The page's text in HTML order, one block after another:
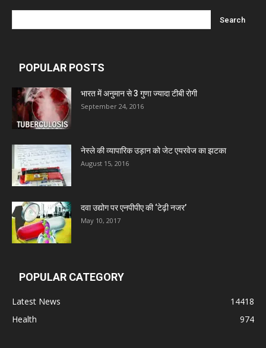
POPULAR POSTS
भारत में अनुमान से 3 गुणा ज्यादा टीबी रोगी
September 24, 2016
नेस्ले की व्यापारिक उड़ान को जेट एयरवेज का झटका
August 15, 2016
दवा उद्योग पर एनपीपीए की ‘टेढ़ी नजर’
May 10, 2017
POPULAR CATEGORY
Latest News
14418
Health
974